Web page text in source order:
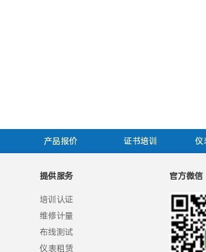
产品报价 证书培训 仪
提供服务
培训认证
维修计量
布线测试
仪表租赁
官方微信